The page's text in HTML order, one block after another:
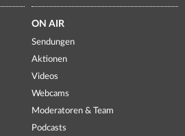
ON AIR
Sendungen
Aktionen
Videos
Webcams
Moderatoren & Team
Podcasts